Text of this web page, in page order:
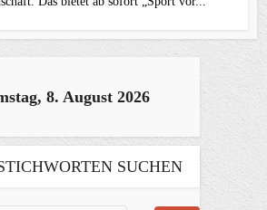
8. August 2026
SUCHEN